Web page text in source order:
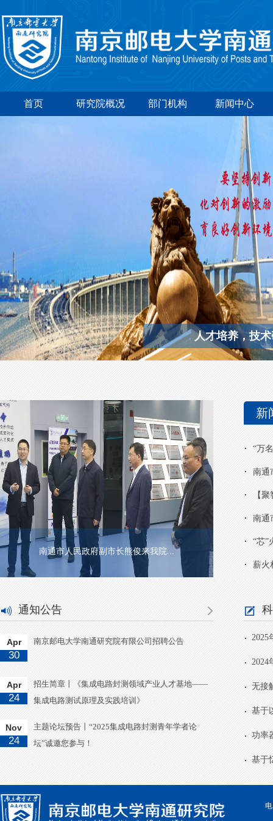
首页 研究院概况 部门机构 新闻中心
人才培养，技
长熊俊来我院... 南通市人大常委会常务副主任、党
新
“万
南通
【
南通
“芯”
薪火
通知公告
Apr
30
南京邮电大学南通研究院有限公司招聘公告
Apr
24
招生简章丨《集成电路封测领域产业人才基地——
集成电路测试原理及实践培训》
Nov
24
主题论坛预告丨“2025集成电路封测青年学者论
坛”诚邀您参与！
2025
2024
无接
基于
功率
基于